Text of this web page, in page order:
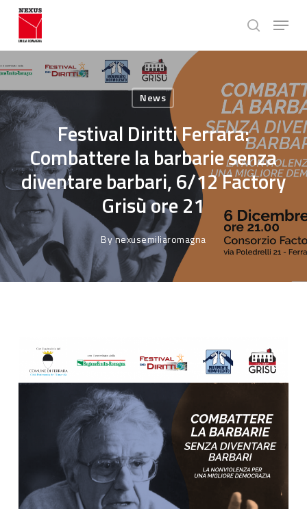
Skip
main
search
Menu
News
Festival Diritti Ferrara:
Combattere la barbarie senza
diventare barbari, 6/12 Factory
Grisù ore 21
Bynexusemiliaromagna